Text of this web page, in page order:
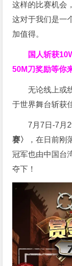
这样的比赛机会
这对于我们是一
加值得。
国人斩获
50M刀奖励等你
无论线上或
于世界舞台斩获
7月7日-7月
赛〉
，在日前刚
冠军也由中国台
夺下！